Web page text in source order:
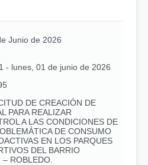
Junio de 2026
- lunes, 01 de junio de 2026
DE CREACIÓN DE
PARA REALIZAR
A LAS CONDICIONES DE
DE CONSUMO
EN LOS PARQUES
DEL BARRIO
ROBLEDO.